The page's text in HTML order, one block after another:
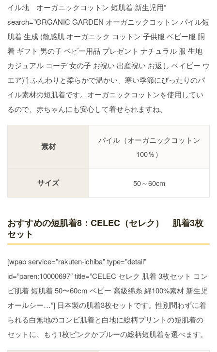
イル地 オーガニックコットン 短肌着 新生児用”
search=”ORGANIC GARDEN オーガニックコットン パイル短
肌着 生成 (敏感肌 オーガニック コットン 子供服 ベビー服 胴
着 ギフト 男の子 ベビー用品 プレゼント ナチュラル 服 生地
カジュアル コーデ 女の子 お祝い 出産祝い お返し ベイビー ウ
エア)”] ふんわりと柔らかで温かい、寒い季節にぴったりのパ
イル素材の短肌着です。オーガニックコットンを使用してい
るので、赤ちゃんにも安心して着せられますね。
素材
パイル（オーガニックコットン
100％）
サイズ 50～60cm
おすすめの短肌着8：CELEC（セレク） 肌着3枚
セット
[wpap service=”rakuten-ichiba” type=”detail”
id=”paren:10000697″ title=”CELEC セレク 肌着 3枚セット コン
ビ肌着 短肌着 50〜60cm ベビー 高級綿糸 綿100%素材 新生児
オールシー…”] 日本製の肌着3枚セットです。性別問わずに着
られる白無地のコンビ肌着と白地に総柄プリントの短肌着の
セットに、もう1枚ピンクかブルーの総柄短肌着を選べます。